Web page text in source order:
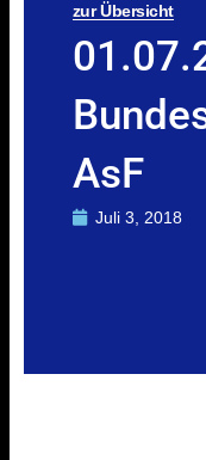
zur Übersicht
AsF
Juli 3, 2018